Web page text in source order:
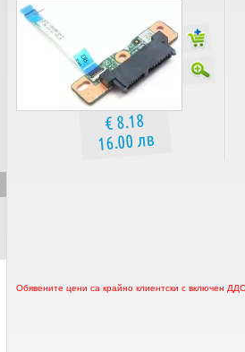
€ 8.18
16.00 лв
Обявените цени са крайно клиентски с включен ДДС